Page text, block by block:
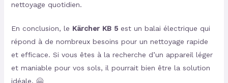
nettoyage quotidien.
En conclusion, le Kärcher KB 5est un balai électrique qui
répond à de nombreux besoins pour un nettoyage rapide
et efficace. Si vous êtes à la recherche d’un appareil léger
et maniable pour vos sols, il pourrait bien être la solution
idéale. 🤗